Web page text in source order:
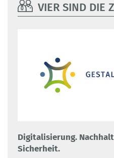
VIER SIND DIE
Digitalisierung.
Sicherheit.